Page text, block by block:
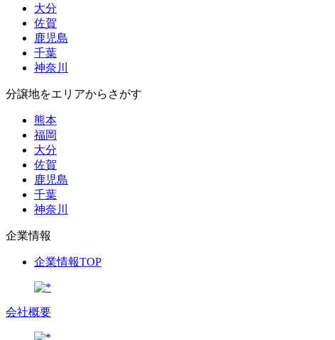
大分
佐賀
鹿児島
千葉
神奈川
分譲地をエリアからさがす
熊本
福岡
大分
佐賀
鹿児島
千葉
神奈川
企業情報
企業情報TOP
会社概要